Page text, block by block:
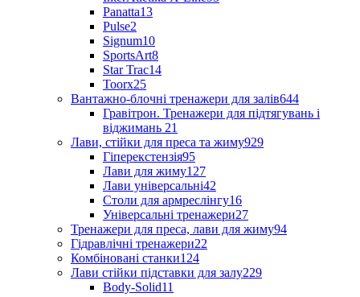
Panatta13
Pulse2
Signum10
SportsArt8
Star Trac14
Toorx25
Вантажно-блочні тренажери для залів644
Гравітрон. Тренажери для підтягувань і
віджимань 21
Лави, стійки для преса та жиму929
Гіперекстензія95
Лави для жиму127
Лави універсальні42
Столи для армреслінгу16
Універсальні тренажери27
Тренажери для преса, лави для жиму94
Гідравлічні тренажери22
Комбіновані станки124
Лави стійки підставки для залу229
Body-Solid11